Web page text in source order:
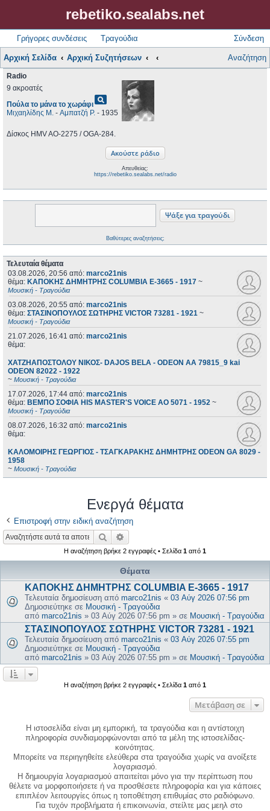
rebetiko.sealabs.net
Γρήγορες συνδέσεις Τραγούδια Σύνδεση
Αρχική Σελίδα Αρχική Συζητήσεων Αναζήτηση
Radio
9 ακροατές
Πούλα το μάνα το χωράφιpageview
Μιχαηλίδης Μ. - Αμπατζή Ρ. - 1935
Δίσκος HMV AO-2275 / OGA-284.
Απευθείας:
https://rebetiko.sealabs.net/radio
Βαθύτερες αναζητήσεις;
Τελευταία θέματα
03.08.2026, 20:56 από: marco21nis
θέμα: ΚΑΠΟΚΗΣ ΔΗΜΗΤΡΗΣ COLUMBIA E-3665 - 1917 ~
Μουσική - Τραγούδια
03.08.2026, 20:55 από: marco21nis
θέμα: ΣΤΑΣΙΝΟΠΟΥΛΟΣ ΣΩΤΗΡΗΣ VICTOR 73281 - 1921 ~
Μουσική - Τραγούδια
21.07.2026, 16:41 από: marco21nis
θέμα:
ΧΑΤΖΗΑΠΟΣΤΟΛΟΥ ΝΙΚΟΣ- DAJOS BELA - ODEON AA 79815_9 kai
ODEON 82022 - 1922
~ Μουσική - Τραγούδια
17.07.2026, 17:44 από: marco21nis
θέμα: ΒΕΜΠΟ ΣΟΦΙΑ HIS MASTER'S VOICE AO 5071 - 1952 ~
Μουσική - Τραγούδια
08.07.2026, 16:32 από: marco21nis
θέμα:
ΚΑΛΟΜΟΙΡΗΣ ΓΕΩΡΓΙΟΣ - ΤΣΑΓΚΑΡΑΚΗΣ ΔΗΜΗΤΡΗΣ ODEON GA 8029 -
1958
~ Μουσική - Τραγούδια
Ενεργά θέματα
Επιστροφή στην ειδική αναζήτηση
Αναζήτηση
Η αναζήτηση βρήκε 2 εγγραφές • Σελίδα 1 από 1
Θέματα
ΚΑΠΟΚΗΣ ΔΗΜΗΤΡΗΣ COLUMBIA E-3665 - 1917
Τελευταία δημοσίευση από marco21nis « 03 Αύγ 2026 07:56 pm
Δημοσιεύτηκε σε Μουσική - Τραγούδια
από marco21nis » 03 Αύγ 2026 07:56 pm » σε Μουσική - Τραγούδια
ΣΤΑΣΙΝΟΠΟΥΛΟΣ ΣΩΤΗΡΗΣ VICTOR 73281 - 1921
Τελευταία δημοσίευση από marco21nis « 03 Αύγ 2026 07:55 pm
Δημοσιεύτηκε σε Μουσική - Τραγούδια
από marco21nis » 03 Αύγ 2026 07:55 pm » σε Μουσική - Τραγούδια
Η αναζήτηση βρήκε 2 εγγραφές • Σελίδα 1 από 1
Μετάβαση σε
Η ιστοσελίδα είναι μη εμπορική, τα τραγούδια και η αντίστοιχη
πληροφορία συνδιαμορφώνονται από τα μέλη της ιστοσελίδας-
κοινότητας.
Μπορείτε να περιηγηθείτε ελεύθερα στα τραγούδια χωρίς να ανοίξετε
λογαριασμό.
Η δημιουργία λογαριασμού απαιτείται μόνο για την περίπτωση που
θέλετε να μορφοποιήσετε ή να προσθέσετε πληροφορία και για κάποιες
επιπλέον λειτουργίες όπως η τοποθέτηση επιθυμίας στο ραδιόφωνο.
Για τυχόν προβλήματα ή επικοινωνία, στείλτε μας μεηλ στο